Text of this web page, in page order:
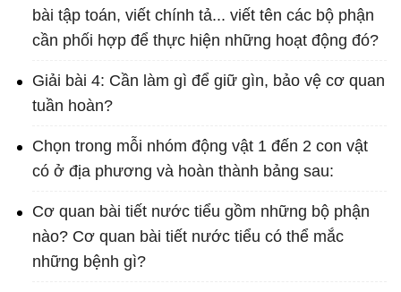
bài tập toán, viết chính tả... viết tên các bộ phận
cần phối hợp để thực hiện những hoạt động đó?
Giải bài 4: Cần làm gì để giữ gìn, bảo vệ cơ quan
tuần hoàn?
Chọn trong mỗi nhóm động vật 1 đến 2 con vật
có ở địa phương và hoàn thành bảng sau:
Cơ quan bài tiết nước tiểu gồm những bộ phận
nào? Cơ quan bài tiết nước tiểu có thể mắc
những bệnh gì?